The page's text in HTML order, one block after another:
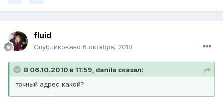
fluid
Опубликовано 6 октября, 2010
В 06.10.2010 в 11:59, danila сказал:
точный адрес какой?